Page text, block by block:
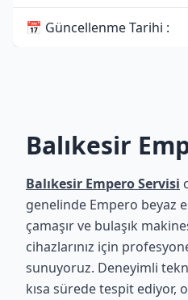
📅 Güncellenme Tarihi :
Balıkesir
Balıkesir Empero Servisi
genelinde Empero beyaz
çamaşır ve bulaşık
cihazlarınız için
sunuyoruz. Deneyimli
kısa sürede tespit ediyor,